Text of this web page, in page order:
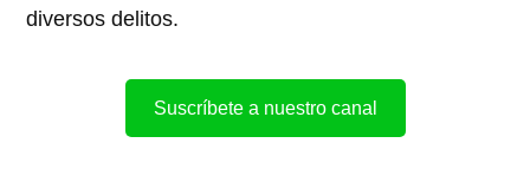
diversos delitos.
Suscríbete a nuestro canal